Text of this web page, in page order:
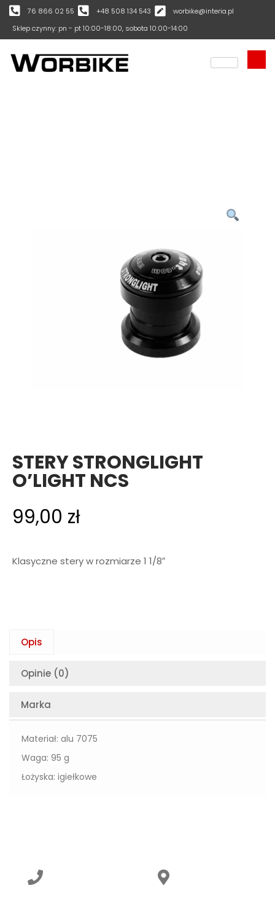
76 866 02 55 +48 508 134 543
worbike@interia.pl
Sklep czynny: pn - pt 10:00-18:00, sobota 10:00-14:00
STERY STRONGLIGHT
O’LIGHT NCS
99,00 zł
Klasyczne stery w rozmiarze 1 1/8″
Opis
Opinie (0)
Marka
Materiał: alu 7075
Waga: 95 g
Łożyska: igiełkowe